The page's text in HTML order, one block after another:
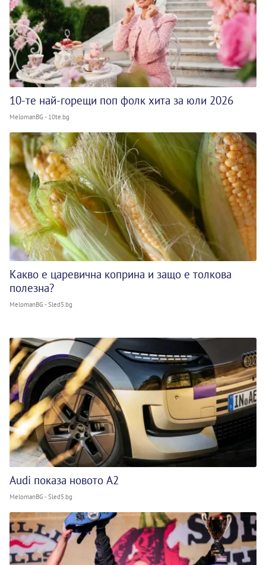
10-те най-горещи поп фолк хита за юли 2026
MelomanBG - 10te.bg
Какво е царевична коприна и защо е толкова
полезна?
MelomanBG - Sled5.bg
Audi показа новото A2
MelomanBG - Sled5.bg